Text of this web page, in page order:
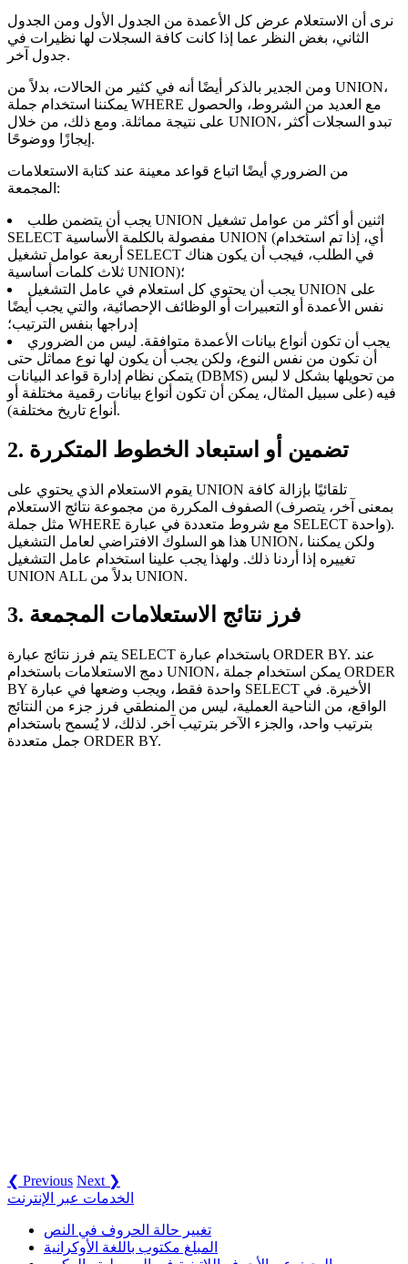
نرى أن الاستعلام عرض كل الأعمدة من الجدول الأول ومن الجدول
الثاني، بغض النظر عما إذا كانت كافة السجلات لها نظيرات في
جدول آخر.
ومن الجدير بالذكر أيضًا أنه في كثير من الحالات، بدلاً من UNION،
يمكننا استخدام جملة WHERE مع العديد من الشروط، والحصول
على نتيجة مماثلة. ومع ذلك، من خلال UNION، تبدو السجلات أكثر
إيجازًا ووضوحًا.
من الضروري أيضًا اتباع قواعد معينة عند كتابة الاستعلامات
المجمعة:
يجب أن يتضمن طلب UNION اثنين أو أكثر من عوامل تشغيل
SELECT مفصولة بالكلمة الأساسية UNION (أي، إذا تم استخدام
أربعة عوامل تشغيل SELECT في الطلب، فيجب أن يكون هناك
ثلاث كلمات أساسية UNION)؛
يجب أن يحتوي كل استعلام في عامل التشغيل UNION على
نفس الأعمدة أو التعبيرات أو الوظائف الإحصائية، والتي يجب أيضًا
إدراجها بنفس الترتيب؛
يجب أن تكون أنواع بيانات الأعمدة متوافقة. ليس من الضروري
أن تكون من نفس النوع، ولكن يجب أن يكون لها نوع مماثل حتى
يتمكن نظام إدارة قواعد البيانات (DBMS) من تحويلها بشكل لا لبس
فيه (على سبيل المثال، يمكن أن تكون أنواع بيانات رقمية مختلفة أو
أنواع تاريخ مختلفة).
2. تضمين أو استبعاد الخطوط المتكررة
يقوم الاستعلام الذي يحتوي على UNION تلقائيًا بإزالة كافة
الصفوف المكررة من مجموعة نتائج الاستعلام (بمعنى آخر، يتصرف
مثل جملة WHERE مع شروط متعددة في عبارة SELECT واحدة).
هذا هو السلوك الافتراضي لعامل التشغيل UNION، ولكن يمكننا
تغييره إذا أردنا ذلك. ولهذا يجب علينا استخدام عامل التشغيل
UNION ALL بدلاً من UNION.
3. فرز نتائج الاستعلامات المجمعة
يتم فرز نتائج عبارة SELECT باستخدام عبارة ORDER BY. عند
دمج الاستعلامات باستخدام UNION، يمكن استخدام جملة ORDER
BY واحدة فقط، ويجب وضعها في عبارة SELECT الأخيرة. في
الواقع، من الناحية العملية، ليس من المنطقي فرز جزء من النتائج
بترتيب واحد، والجزء الآخر بترتيب آخر. لذلك، لا يُسمح باستخدام
جمل متعددة ORDER BY.
❮ Previous Next ❯
الخدمات عبر الإنترنت
تغيير حالة الحروف في النص
المبلغ مكتوب باللغة الأوكرانية